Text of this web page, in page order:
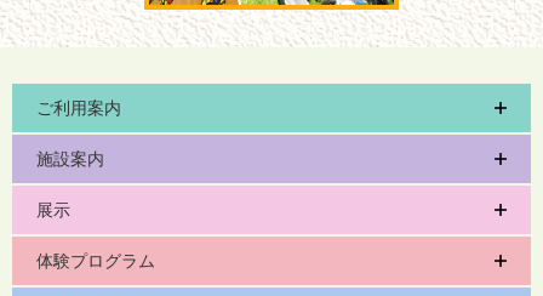
ご利用案内
施設案内
展示
体験プログラム